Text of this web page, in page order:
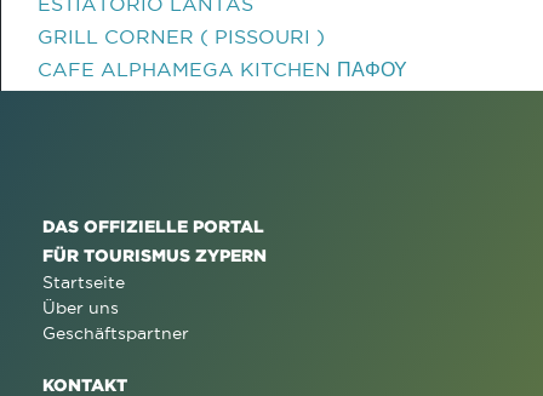
GRILL CORNER ( PISSOURI )
CAFE ALPHAMEGA KITCHEN ΠΑΦΟΥ
DAS OFFIZIELLE PORTAL
FÜR TOURISMUS ZYPERN
Startseite
Über uns
Geschäftspartner
KONTAKT